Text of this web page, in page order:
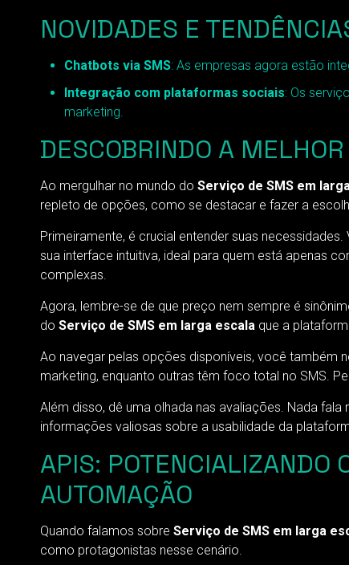
NOVIDADES E
Chatbots via SMS: As empresas agora estão
Integração com plataformas sociais: Os
marketing.
DESCOBRINDO A
Ao mergulhar no mundo do Serviço de SMS em
repleto de opções, como se destacar e fazer a
Primeiramente, é crucial entender suas
sua interface intuitiva, ideal para quem está apenas
complexas.
Agora, lembre-se de que preço nem sempre é
do Serviço de SMS em larga escalaque a
Ao navegar pelas opções disponíveis, você também
marketing, enquanto outras têm foco total no SMS.
Além disso, dê uma olhada nas avaliações. Nada fala
informações valiosas sobre a usabilidade da
APIS: POTENCIALIZANDO
AUTOMAÇÃO
Quando falamos sobre Serviço de SMS em larga
como protagonistas nesse cenário.